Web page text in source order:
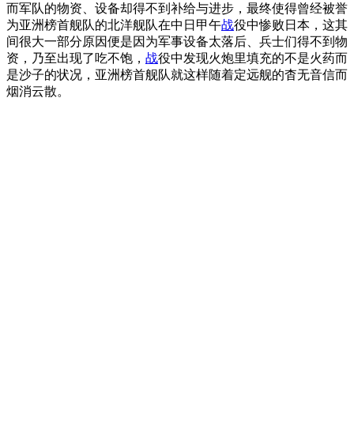
而军队的物资、设备却得不到补给与进步，最终使得曾经被誉
为亚洲榜首舰队的北洋舰队在中日甲午战役中惨败日本，这其
间很大一部分原因便是因为军事设备太落后、兵士们得不到物
资，乃至出现了吃不饱， 战役中发现火炮里填充的不是火药而
是沙子的状况，亚洲榜首舰队就这样随着定远舰的杳无音信而
烟消云散。